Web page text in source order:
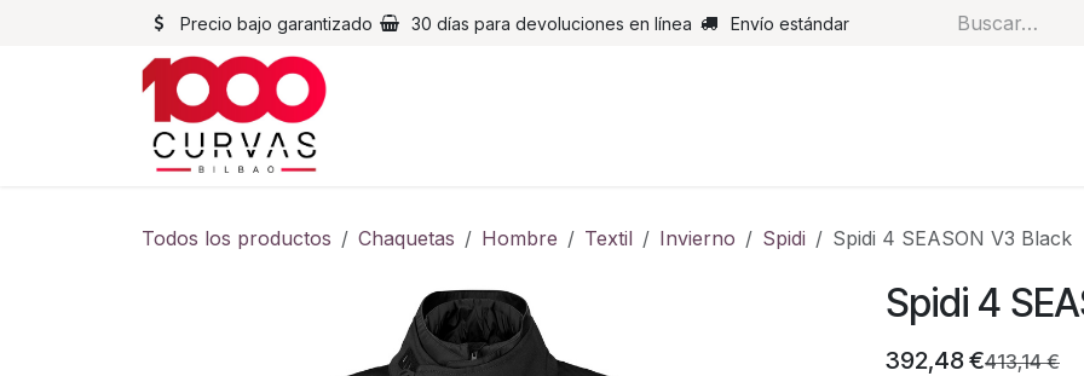
Precio bajo garantizado 30 días para devoluciones en línea Envío estándar
Todos los productos Chaquetas Hombre Textil Invierno Spidi Spidi 4 SEASON V3 Black
Spidi 4
392,48€413,14€